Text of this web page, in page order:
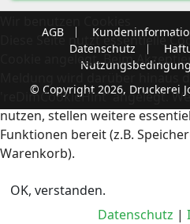
AGB
Datenschutz
© Copyright 2026, Druckerei
Diese Seite nutzt essentielle
Cookie angelegt. Beim
Meldung wird darüber hinaus
'reDimCookieHint' angelegt.
nutzen, stellen weitere
Funktionen bereit (z.B.
Warenkorb).
OK, verstanden.
Datenschutz |